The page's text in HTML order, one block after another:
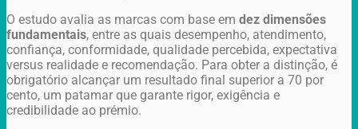
O estudo avalia as marcas com base em dez dimensões
fundamentais, entre as quais desempenho, atendimento,
confiança, conformidade, qualidade percebida, expectativa
versus realidade e recomendação. Para obter a distinção, é
obrigatório alcançar um resultado final superior a 70 por
cento, um patamar que garante rigor, exigência e
credibilidade ao prémio.